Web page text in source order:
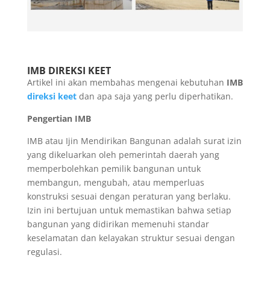
IMB DIREKSI KEET
Artikel ini akan membahas mengenai kebutuhan IMB
direksi keetdan apa saja yang perlu diperhatikan.
Pengertian IMB
IMB atau Ijin Mendirikan Bangunan adalah surat izin
yang dikeluarkan oleh pemerintah daerah yang
memperbolehkan pemilik bangunan untuk
membangun, mengubah, atau memperluas
konstruksi sesuai dengan peraturan yang berlaku.
Izin ini bertujuan untuk memastikan bahwa setiap
bangunan yang didirikan memenuhi standar
keselamatan dan kelayakan struktur sesuai dengan
regulasi.